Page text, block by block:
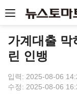
가계대출 막
린 인뱅
입력: 2025-08-06
수정: 2025-08-06